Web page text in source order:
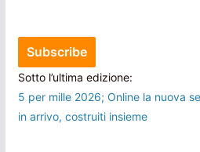
Sotto l’ultima edizione:
5 per mille 2026; Online la nuova
in arrivo, costruiti insieme